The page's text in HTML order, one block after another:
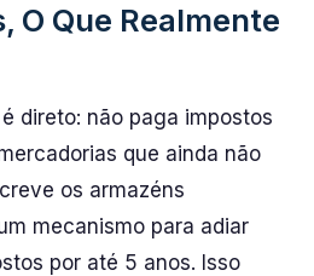
O Que Realmente
direto: não paga impostos
que ainda não
os armazéns
mecanismo para adiar
por até 5 anos. Isso